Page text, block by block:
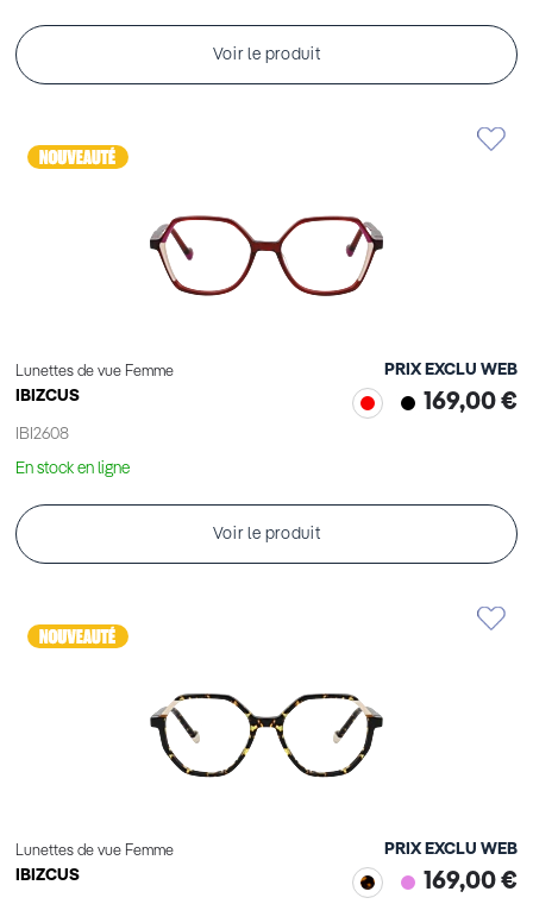
Voir le produit
Lunettes de vue Femme
IBIZCUS
IBI2608
PRIX EXCLU WEB
169,00 €
En stock en ligne
Voir le produit
Lunettes de vue Femme
IBIZCUS
PRIX EXCLU WEB
169,00 €